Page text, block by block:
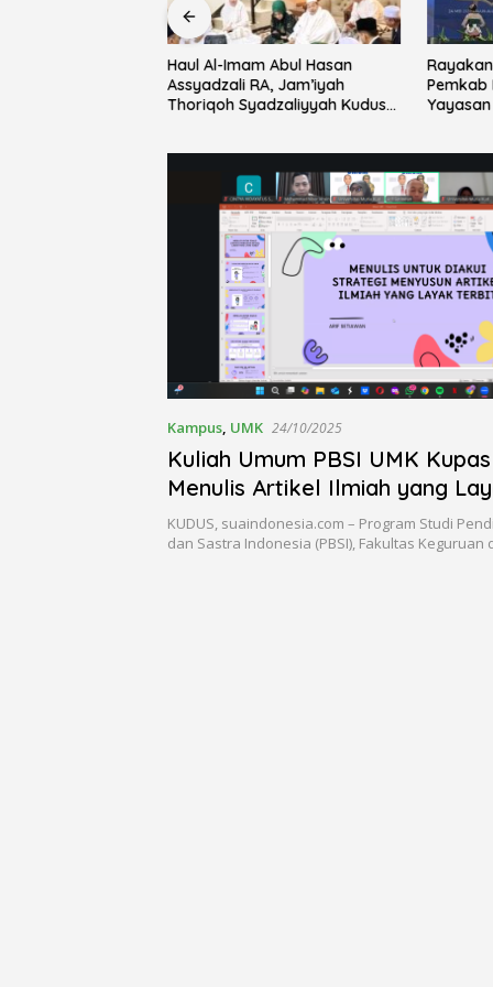
Haul Al-Imam Abul Hasan
Assyadzali RA, Jam’iyah
Thoriqoh Syadzaliyyah Kudus
Pemkab
Kampus UMK 24/10/2025
Kuliah Umum PBSI UMK
Menulis Artikel Ilmiah yang
KUDUS, suaindonesia.com – Program Studi
dan Sastra Indonesia (PBSI), Fakultas Keguruan